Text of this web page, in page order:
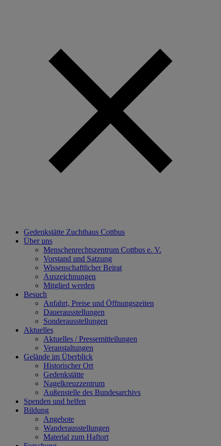
Gedenkstätte Zuchthaus Cottbus
Über uns
Menschenrechtszentrum Cottbus e. V.
Vorstand und Satzung
Wissenschaftlicher Beirat
Auszeichnungen
Mitglied werden
Besuch
Anfahrt, Preise und Öffnungszeiten
Dauerausstellungen
Sonderausstellungen
Aktuelles
Aktuelles / Pressemitteilungen
Veranstaltungen
Gelände im Überblick
Historischer Ort
Gedenkstätte
Nagelkreuzzentrum
Außenstelle des Bundesarchivs
Spenden und helfen
Bildung
Angebote
Wanderausstellungen
Material zum Haftort